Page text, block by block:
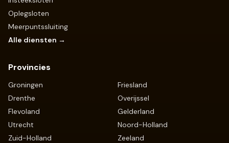
Oplegsloten
Meerpuntssluiting
Alle diensten →
Provincies
Groningen
Friesland
Drenthe
Overijssel
Flevoland
Gelderland
Utrecht
Noord-Holland
Zuid-Holland
Zeeland